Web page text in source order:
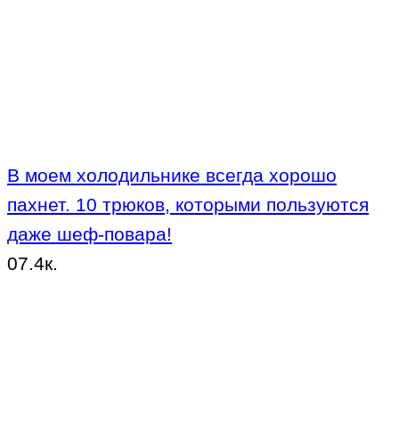
В моем холодильнике всегда хорошо
пахнет. 10 трюков, которыми пользуются
даже шеф-повара!
07.4к.